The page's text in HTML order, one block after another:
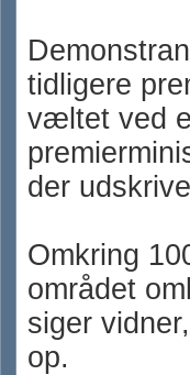
tidligere
væltet ved
der
Omkring
området
siger
op.